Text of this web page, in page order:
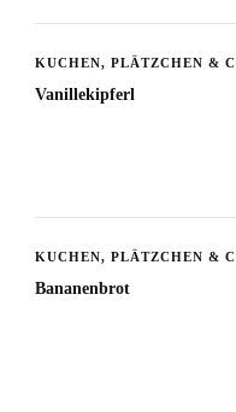
KUCHEN, PLÄTZCHEN &
Vanillekipferl
KUCHEN, PLÄTZCHEN &
Bananenbrot